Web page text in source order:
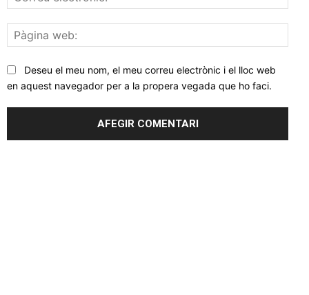
web:
Deseu el meu nom, el meu correu electrònic i el lloc web
en aquest navegador per a la propera vegada que ho faci.